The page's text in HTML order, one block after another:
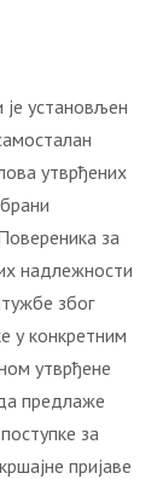
установљен
утврђених
за
надлежности
због
у конкретним
утврђене
предлаже
за
пријаве